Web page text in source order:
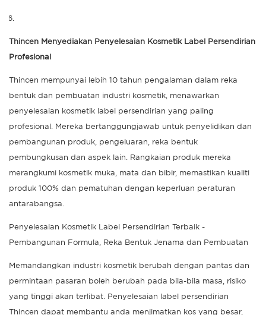
Thincen Menyediakan Penyelesaian Kosmetik Label Persendirian
Profesional
Thincen mempunyai lebih 10 tahun pengalaman dalam reka
bentuk dan pembuatan industri kosmetik, menawarkan
penyelesaian kosmetik label persendirian yang paling
profesional. Mereka bertanggungjawab untuk penyelidikan dan
pembangunan produk, pengeluaran, reka bentuk
pembungkusan dan aspek lain. Rangkaian produk mereka
merangkumi kosmetik muka, mata dan bibir, memastikan kualiti
produk 100% dan pematuhan dengan keperluan peraturan
antarabangsa.
Penyelesaian Kosmetik Label Persendirian Terbaik -
Pembangunan Formula, Reka Bentuk Jenama dan Pembuatan
Memandangkan industri kosmetik berubah dengan pantas dan
permintaan pasaran boleh berubah pada bila-bila masa, risiko
yang tinggi akan terlibat. Penyelesaian label persendirian
Thincen dapat membantu anda menjimatkan kos yang besar,